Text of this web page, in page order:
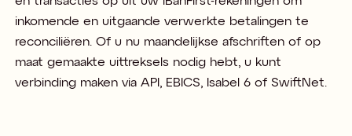
inkomende en uitgaande verwerkte betalingen te
reconciliëren. Of u nu maandelijkse afschriften of op
maat gemaakte uittreksels nodig hebt, u kunt
verbinding maken via API, EBICS, Isabel 6 of SwiftNet.